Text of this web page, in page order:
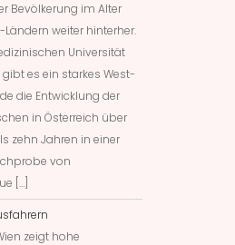
Bevölkerung im Alter
Ländern weiter hinterher.
Universität
es ein starkes West-
die Entwicklung der
in Österreich über
zehn Jahren in einer
von
[…]
zeigt hohe